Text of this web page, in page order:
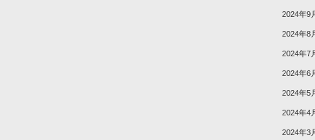
2024年9
2024年8
2024年7
2024年6
2024年5
2024年4
2024年3